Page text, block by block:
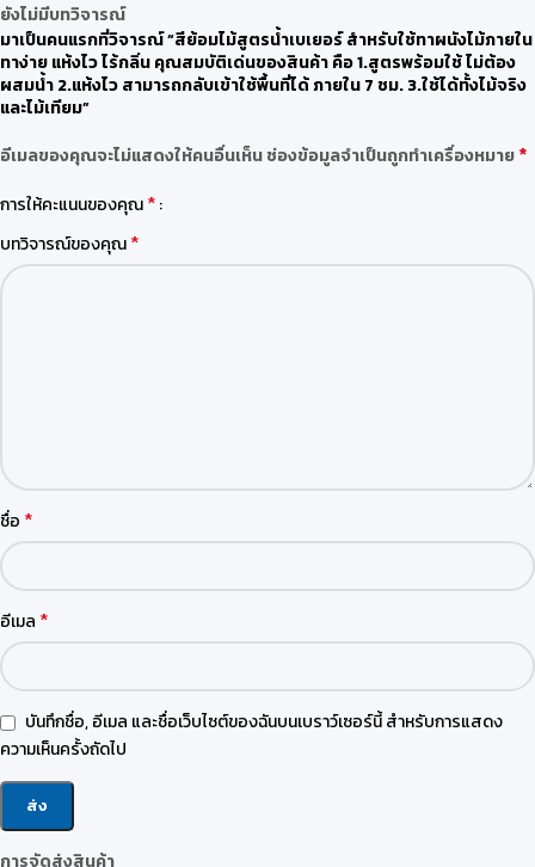
ยังไม่มีบทวิจารณ์
มาเป็นคนแรกที่วิจารณ์ “สีย้อมไม้สูตรน้ำเบเยอร์ สำหรับใช้ทาผนังไม้ภายใน
ทาง่าย แห้งไว ไร้กลิ่น คุณสมบัติเด่นของสินค้า คือ 1.สูตรพร้อมใช้ ไม่ต้อง
ผสมน้ำ 2.แห้งไว สามารถกลับเข้าใช้พื้นที่ได้ ภายใน 7 ชม. 3.ใช้ได้ทั้งไม้จริง
และไม้เทียม”
อีเมลของคุณจะไม่แสดงให้คนอื่นเห็นช่องข้อมูลจำเป็นถูกทำเครื่องหมาย*
การให้คะแนนของคุณ*
บทวิจารณ์ของคุณ*
ชื่อ *
อีเมล *
บันทึกชื่อ, อีเมล และชื่อเว็บไซต์ของฉันบนเบราว์เซอร์นี้ สำหรับการแสดง
ความเห็นครั้งถัดไป
การจัดส่งสินค้า